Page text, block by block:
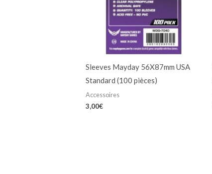
Sleeves Mayday 56X87mm USA
Standard (100 pièces)
Accessoires
3,00€